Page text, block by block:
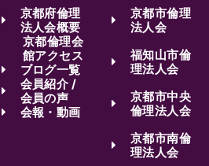
京都府倫理
法人会概要
京都倫理会
館アクセス
ブログ一覧
会員紹介 /
会員の声
会報・動画
京都市倫理
法人会
福知山市倫
理法人会
京都市中央
倫理法人会
京都市南倫
理法人会